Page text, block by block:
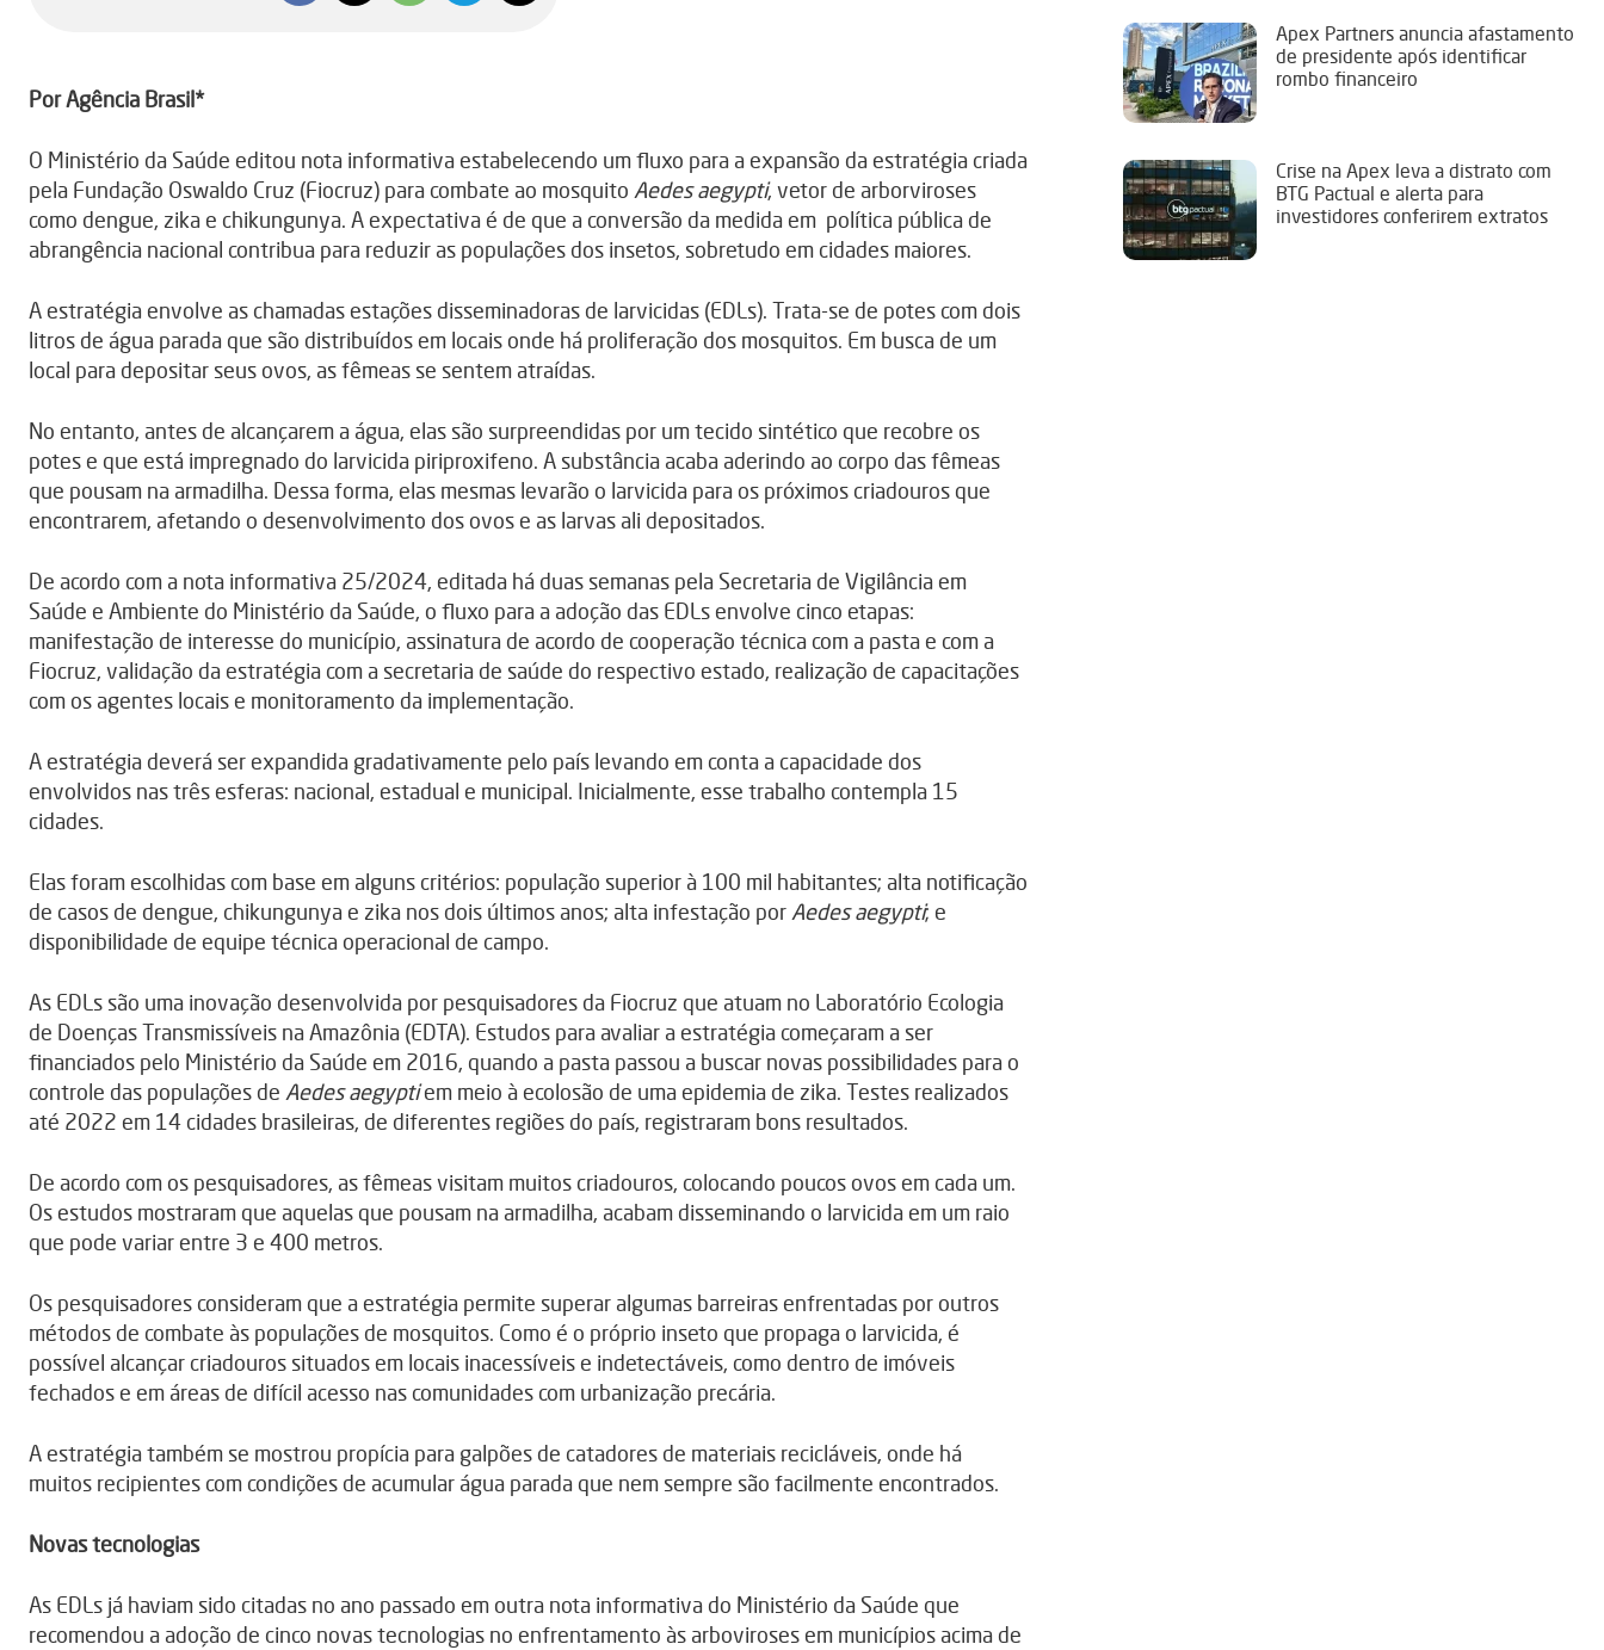
Por Agência Brasil*
O Ministério da Saúde editou nota informativa estabelecendo um fluxo para a expansão da estratégia criada
pela Fundação Oswaldo Cruz (Fiocruz) para combate ao mosquito Aedes aegypti, vetor de arborviroses
como dengue, zika e chikungunya. A expectativa é de que a conversão da medida em política pública de
abrangência nacional contribua para reduzir as populações dos insetos, sobretudo em cidades maiores.
A estratégia envolve as chamadas estações disseminadoras de larvicidas (EDLs). Trata-se de potes com dois
litros de água parada que são distribuídos em locais onde há proliferação dos mosquitos. Em busca de um
local para depositar seus ovos, as fêmeas se sentem atraídas.
No entanto, antes de alcançarem a água, elas são surpreendidas por um tecido sintético que recobre os
potes e que está impregnado do larvicida piriproxifeno. A substância acaba aderindo ao corpo das fêmeas
que pousam na armadilha. Dessa forma, elas mesmas levarão o larvicida para os próximos criadouros que
encontrarem, afetando o desenvolvimento dos ovos e as larvas ali depositados.
De acordo com a nota informativa 25/2024, editada há duas semanas pela Secretaria de Vigilância em
Saúde e Ambiente do Ministério da Saúde, o fluxo para a adoção das EDLs envolve cinco etapas:
manifestação de interesse do município, assinatura de acordo de cooperação técnica com a pasta e com a
Fiocruz, validação da estratégia com a secretaria de saúde do respectivo estado, realização de capacitações
com os agentes locais e monitoramento da implementação.
A estratégia deverá ser expandida gradativamente pelo país levando em conta a capacidade dos
envolvidos nas três esferas: nacional, estadual e municipal. Inicialmente, esse trabalho contempla 15
cidades.
Elas foram escolhidas com base em alguns critérios: população superior à 100 mil habitantes; alta notificação
de casos de dengue, chikungunya e zika nos dois últimos anos; alta infestação por Aedes aegypti; e
disponibilidade de equipe técnica operacional de campo.
As EDLs são uma inovação desenvolvida por pesquisadores da Fiocruz que atuam no Laboratório Ecologia
de Doenças Transmissíveis na Amazônia (EDTA). Estudos para avaliar a estratégia começaram a ser
financiados pelo Ministério da Saúde em 2016, quando a pasta passou a buscar novas possibilidades para o
controle das populações de Aedes aegyptiem meio à ecolosão de uma epidemia de zika. Testes realizados
até 2022 em 14 cidades brasileiras, de diferentes regiões do país, registraram bons resultados.
De acordo com os pesquisadores, as fêmeas visitam muitos criadouros, colocando poucos ovos em cada um.
Os estudos mostraram que aquelas que pousam na armadilha, acabam disseminando o larvicida em um raio
que pode variar entre 3 e 400 metros.
Os pesquisadores consideram que a estratégia permite superar algumas barreiras enfrentadas por outros
métodos de combate às populações de mosquitos. Como é o próprio inseto que propaga o larvicida, é
possível alcançar criadouros situados em locais inacessíveis e indetectáveis, como dentro de imóveis
fechados e em áreas de difícil acesso nas comunidades com urbanização precária.
A estratégia também se mostrou propícia para galpões de catadores de materiais recicláveis, onde há
muitos recipientes com condições de acumular água parada que nem sempre são facilmente encontrados.
Novas tecnologias
As EDLs já haviam sido citadas no ano passado em outra nota informativa do Ministério da Saúde que
recomendou a adoção de cinco novas tecnologias no enfrentamento às arboviroses em municípios acima de
Apex Partners anuncia afastamento
de presidente após identificar
rombo financeiro
Crise na Apex leva a distrato com
BTG Pactual e alerta para
investidores conferirem extratos